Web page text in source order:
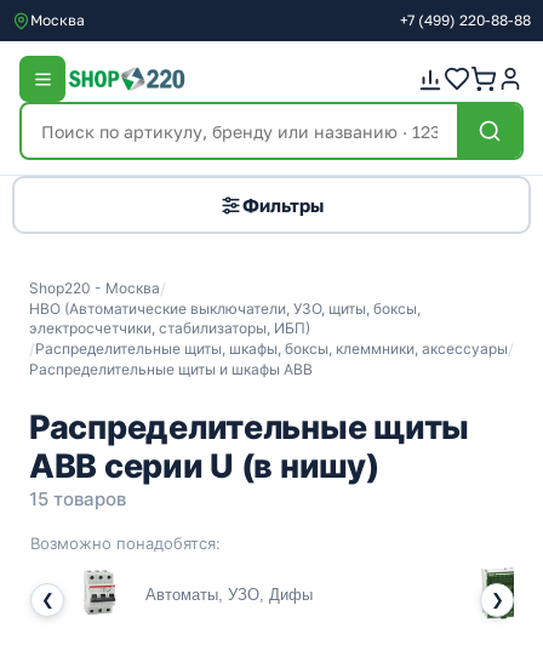
Москва +7 (499) 220-88-88
Фильтры
Shop220 - Москва/
НВО (Автоматические выключатели, УЗО, щиты, боксы,
электросчетчики, стабилизаторы, ИБП)
/Распределительные щиты, шкафы, боксы, клеммники, аксессуары/
Распределительные щиты и шкафы ABB
Распределительные щиты
ABB серии U (в нишу)
15 товаров
Возможно понадобятся:
❮ Автоматы, УЗО, Дифы ❯